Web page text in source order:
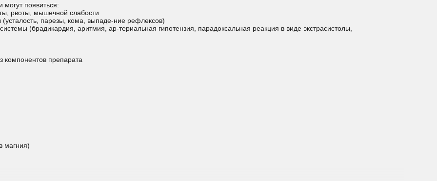
появиться:
рвоты, мышечной слабости
парезы, кома, выпаде-ние рефлексов)
(брадикардия, аритмия, ар-териальная гипотензия, парадоксальная реакция в виде экстрасистолы,
компонентов препарата
магния)